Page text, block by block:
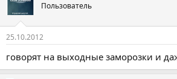
Пользователь
25.10.2012
говорят на выходные заморозки и